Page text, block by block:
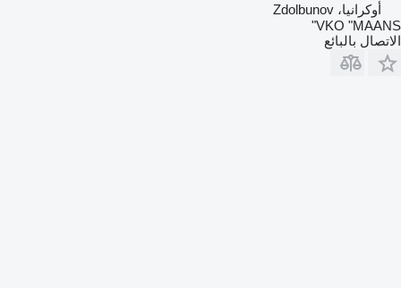
أوكرانيا، Zdolbunov
VKO "MAANS"
الاتصال بالبائع